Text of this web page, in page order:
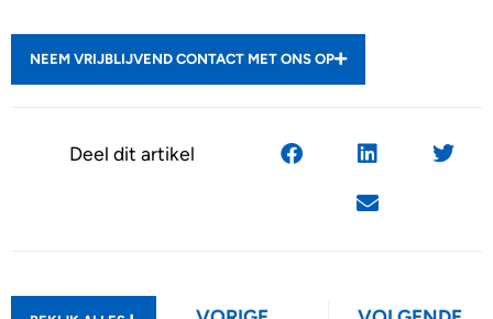
NEEM VRIJBLIJVEND CONTACT MET ONS OP
Deel dit artikel